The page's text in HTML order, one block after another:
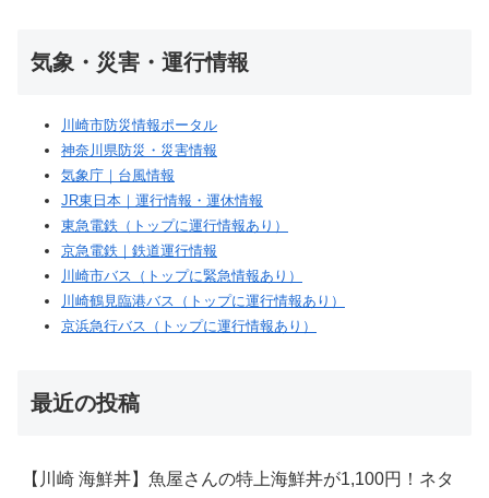
気象・災害・運行情報
川崎市防災情報ポータル
神奈川県防災・災害情報
気象庁｜台風情報
JR東日本｜運行情報・運休情報
東急電鉄（トップに運行情報あり）
京急電鉄｜鉄道運行情報
川崎市バス（トップに緊急情報あり）
川崎鶴見臨港バス（トップに運行情報あり）
京浜急行バス（トップに運行情報あり）
最近の投稿
【川崎 海鮮丼】魚屋さんの特上海鮮丼が1,100円！ネタ